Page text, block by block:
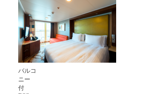
バルコ
ニー
付